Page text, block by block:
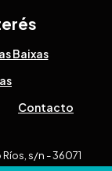
Baixas
Contacto
s/n - 36071